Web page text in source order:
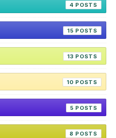
4
15
13
10
5
8